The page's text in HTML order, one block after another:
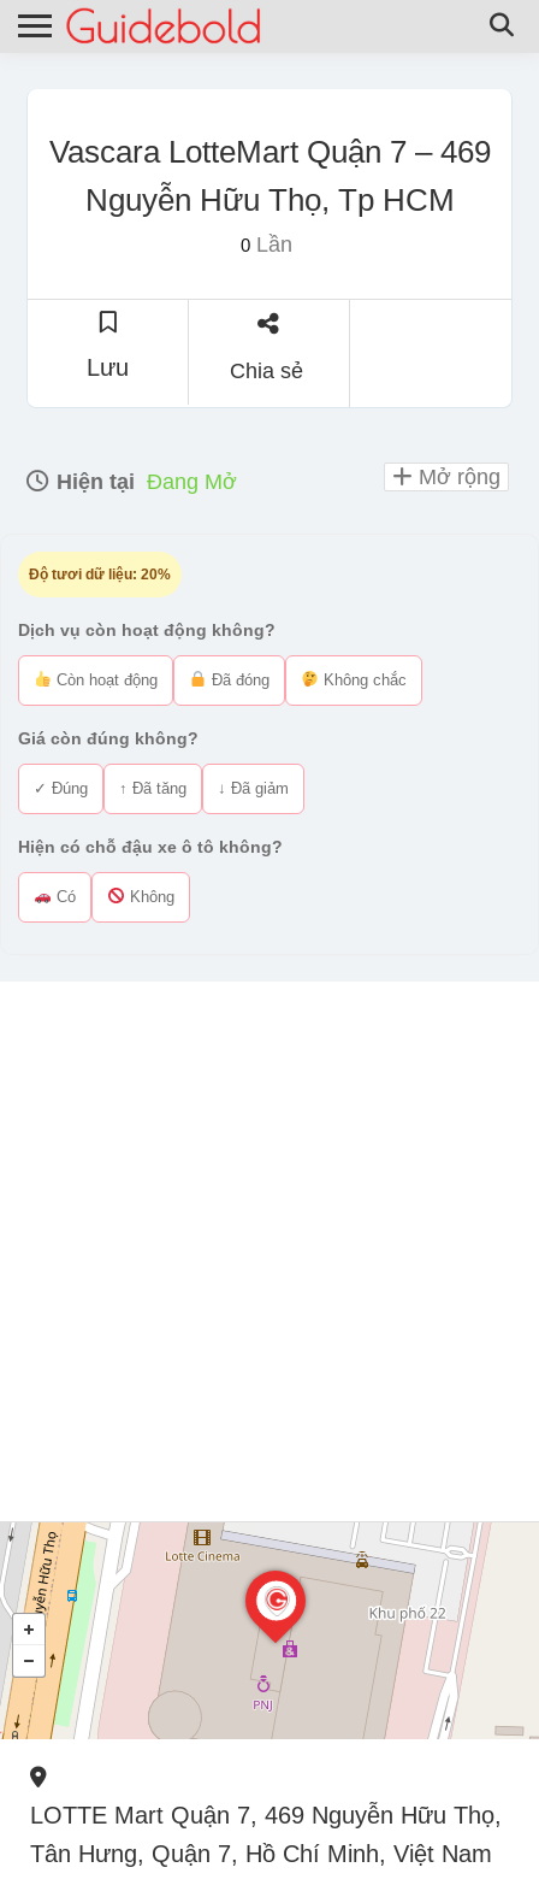
Vascara LotteMart Quận 7 – 469
Nguyễn Hữu Thọ, Tp HCM
0Lần
Lưu Chia sẻ
Hiện tại Đang Mở
Độ tươi dữ liệu: 20%
Dịch vụ còn hoạt động không?
Còn hoạt động Đã đóng Không chắc
Giá còn đúng không?
✓ Đúng ↑ Đã tăng ↓ Đã giảm
Hiện có chỗ đậu xe ô tô không?
Có Không
Mở rộng
LOTTE Mart Quận 7, 469 Nguyễn Hữu Thọ,
Tân Hưng, Quận 7, Hồ Chí Minh, Việt Nam